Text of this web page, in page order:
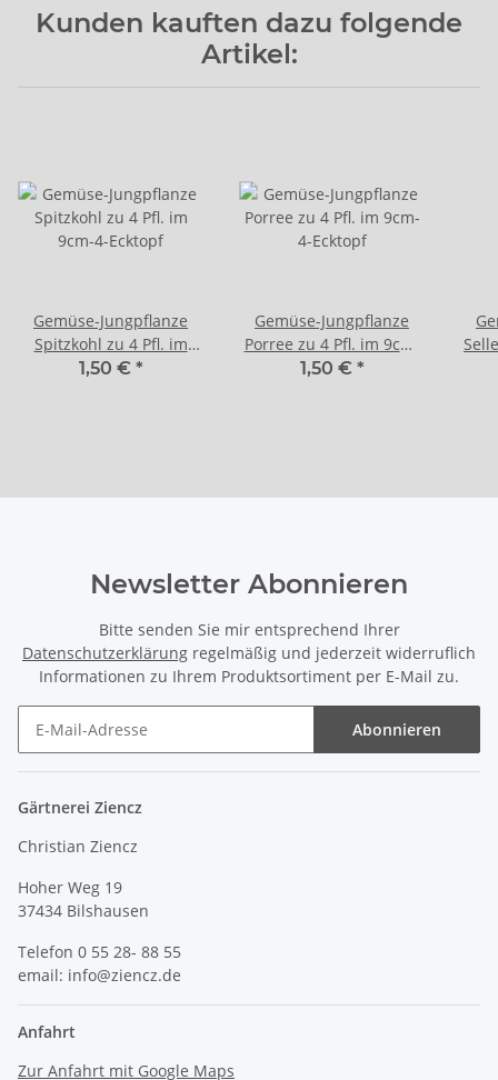
Kunden kauften dazu folgende
Artikel:
Gemüse-Jungpflanze
Spitzkohl zu 4 Pfl. im
9cm-4-Ecktopf
1,50 € *
Gemüse-Jungpflanze
Porree zu 4 Pfl. im 9cm-
4-Ecktopf
1,50 € *
Newsletter Abonnieren
Bitte senden Sie mir entsprechend Ihrer
Datenschutzerklärung regelmäßig und jederzeit widerruflich
Informationen zu Ihrem Produktsortiment per E-Mail zu.
Abonnieren
Gärtnerei Ziencz
Christian Ziencz
Hoher Weg 19
37434 Bilshausen
Telefon 0 55 28- 88 55
email: info@ziencz.de
Anfahrt
Zur Anfahrt mit Google Maps